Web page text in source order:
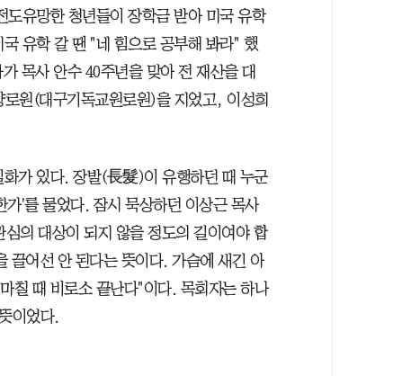
유망한 청년들이 장학금 받아 미국 유학
유학 갈 땐 "네 힘으로 공부해 봐라" 했
목사 안수 40주년을 맞아 전 재산을 대
원(대구기독교원로원)을 지었고, 이성희
가 있다. 장발(長髮)이 유행하던 때 누군
'를 물었다. 잠시 묵상하던 이상근 목사
의 대상이 되지 않을 정도의 길이여야 합
끌어선 안 된다는 뜻이다. 가슴에 새긴 아
칠 때 비로소 끝난다"이다. 목회자는 하나
이었다.